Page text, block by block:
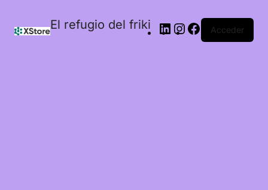
El refugio del friki Acceder